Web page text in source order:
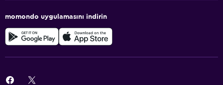
momondo uygulamasını indirin